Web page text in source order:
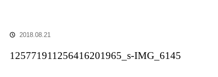
2018.08.21
125771911256416201965_s-IMG_6145